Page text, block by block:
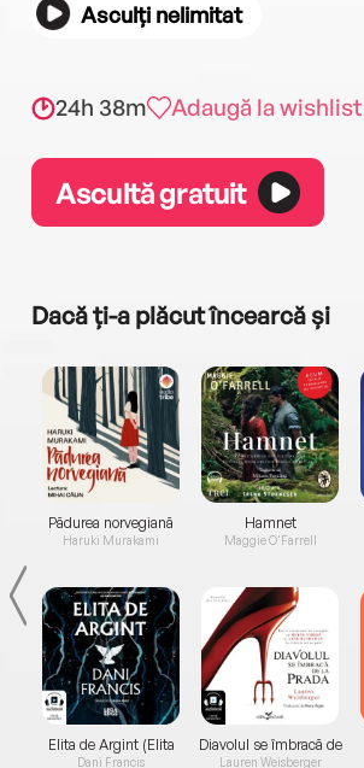
Asculți nelimitat
24h 38m Adaugă la wishlist
Ascultă gratuit
Dacă ți-a plăcut încearcă și
Pădurea norvegiană
Haruki Murakami
Elita de Argint (Elita
de...
Dani Francis
Hamnet
Maggie O'Farrell
Diavolul se îmbracă de
la...
Lauren Weisberger